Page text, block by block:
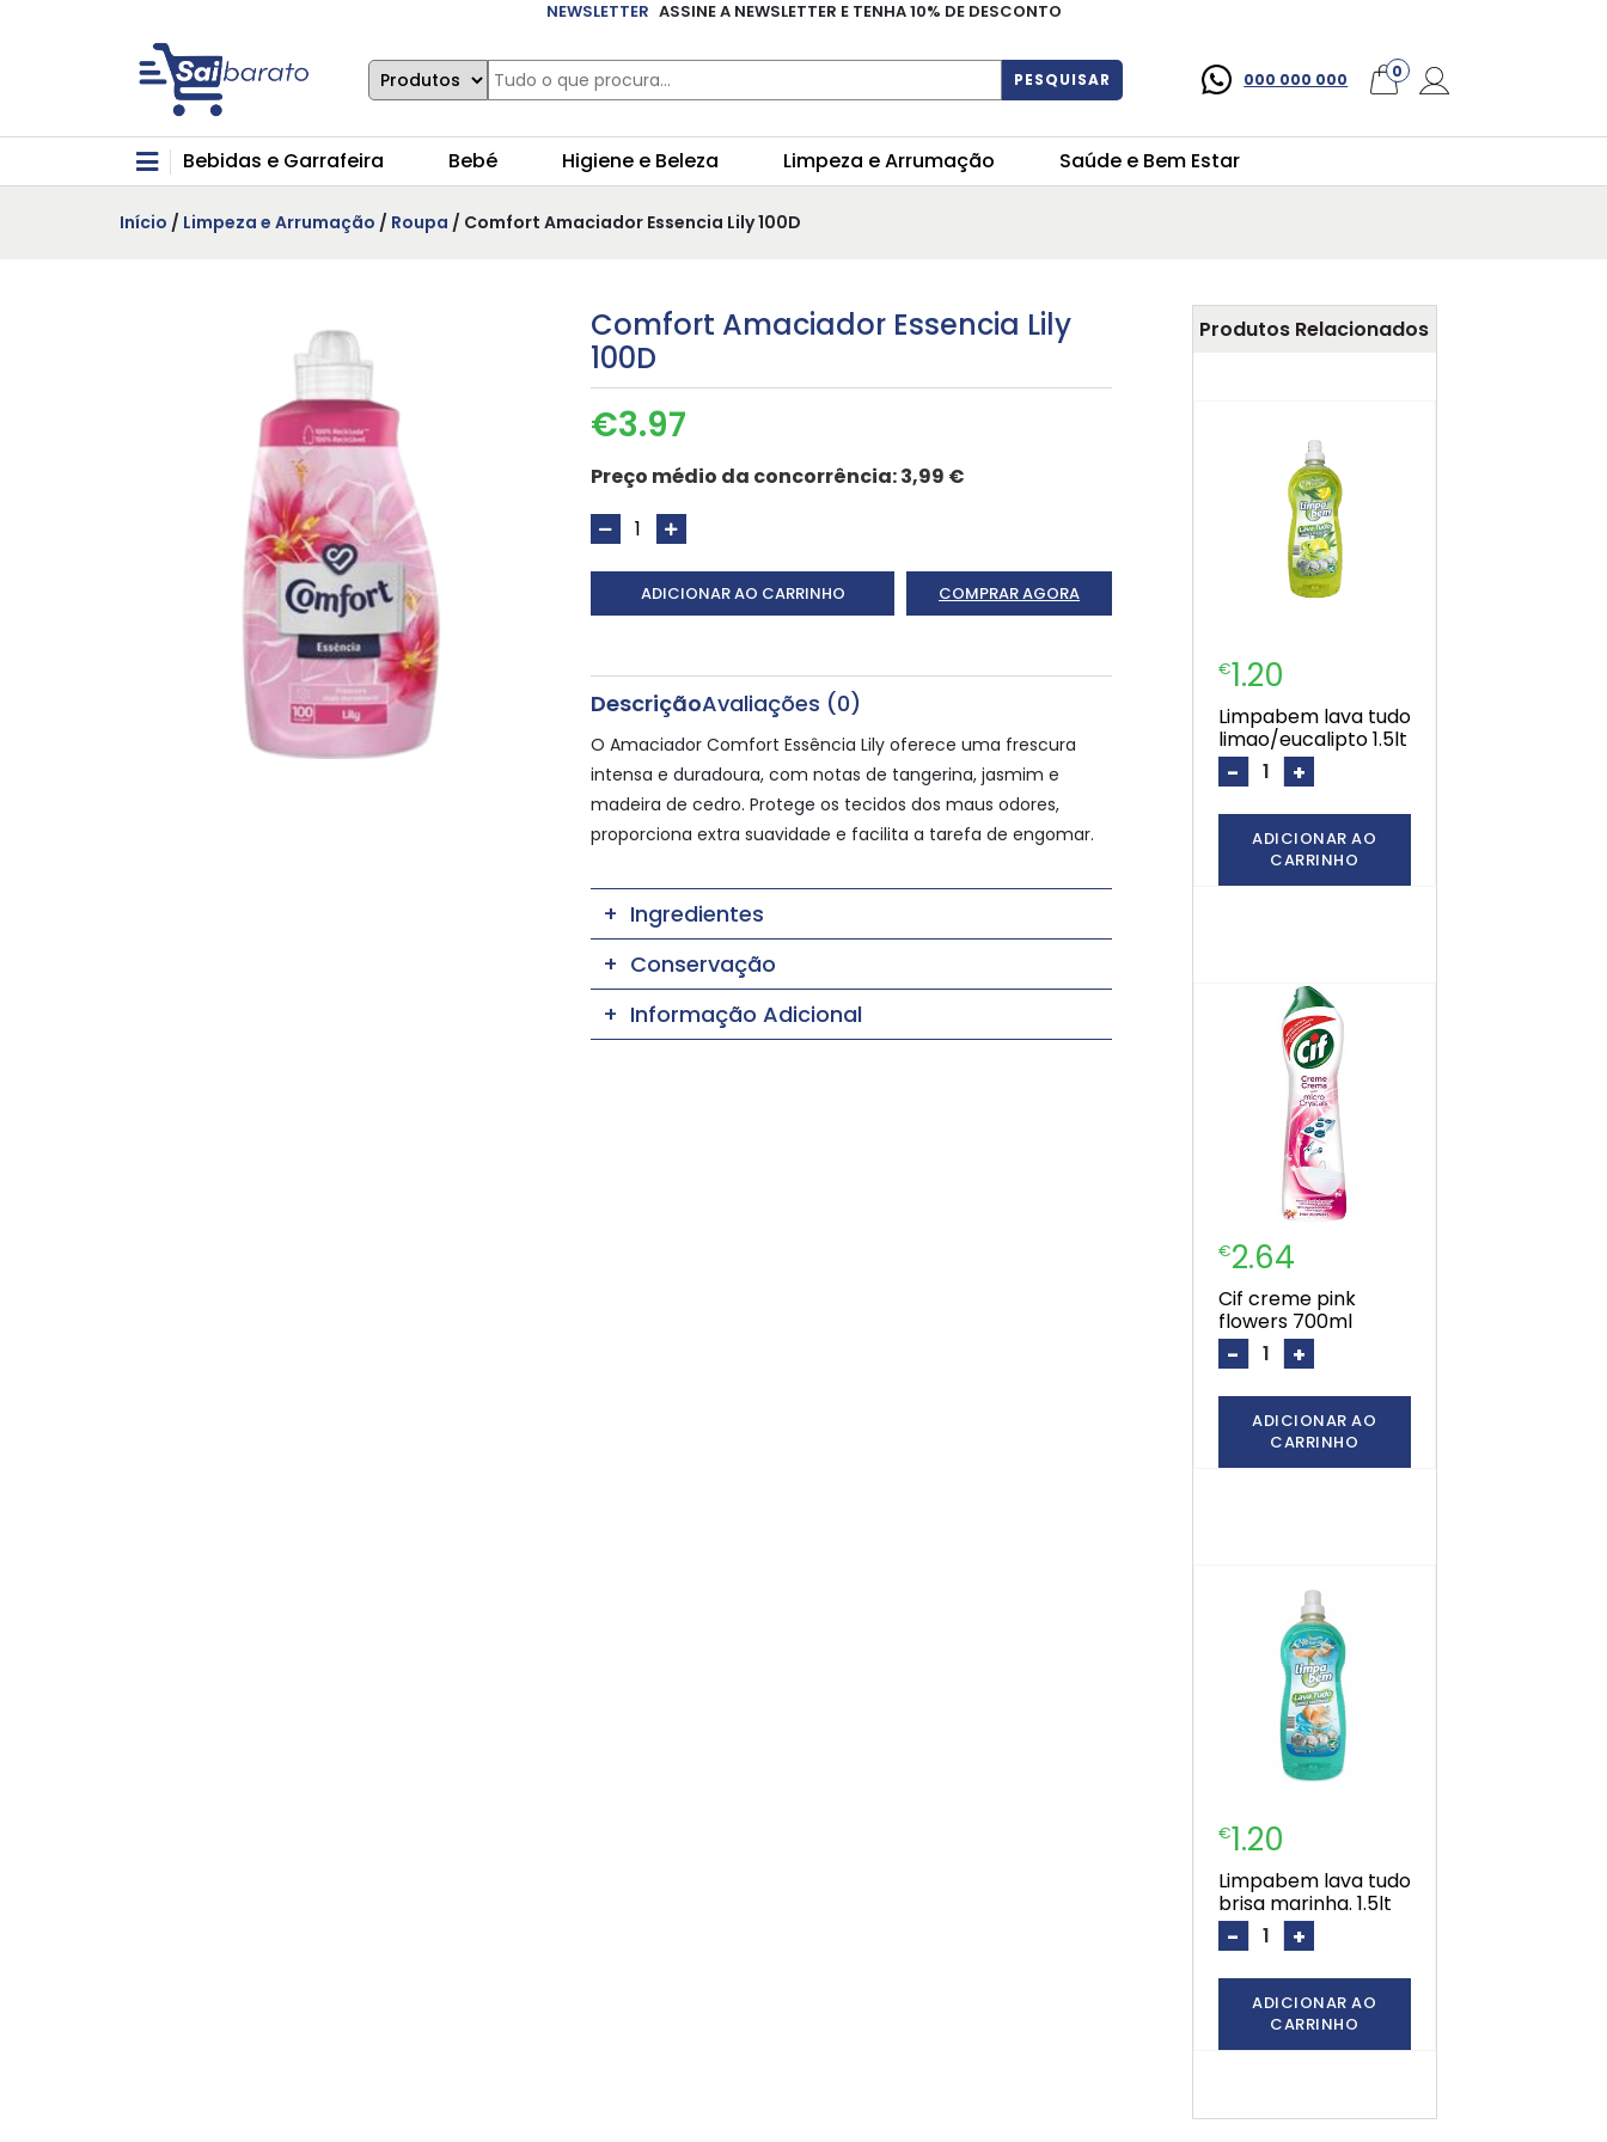
NEWSLETTER ASSINE A NEWSLETTER E TENHA 10% DE DESCONTO
PESQUISAR 000 000 000 0
Bebidas e Garrafeira Bebé Higiene e Beleza Limpeza e Arrumação Saúde e Bem Estar
Início / Limpeza e Arrumação / Roupa / Comfort Amaciador Essencia Lily 100D
Comfort Amaciador Essencia Lily
100D
€3.97
Preço médio da concorrência:3,99 €
ADICIONAR AO CARRINHO COMPRAR AGORA
DescriçãoAvaliações (0)
O Amaciador Comfort Essência Lily oferece uma frescura
intensa e duradoura, com notas de tangerina, jasmim e
madeira de cedro. Protege os tecidos dos maus odores,
proporciona extra suavidade e facilita a tarefa de engomar.
Ingredientes
Conservação
Informação Adicional
Produtos Relacionados
€1.20
limpabem lava tudo
limao/eucalipto 1.5lt
- +
ADICIONAR AO
CARRINHO
€2.64
cif creme pink
flowers 700ml
- +
ADICIONAR AO
CARRINHO
€1.20
limpabem lava tudo
brisa marinha. 1.5lt
- +
ADICIONAR AO
CARRINHO